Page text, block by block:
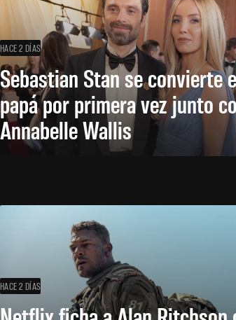
HACE 2 DÍAS
Sebastian Stan se convierte
papá por primera vez junto
Annabelle Wallis
HACE 2 DÍAS